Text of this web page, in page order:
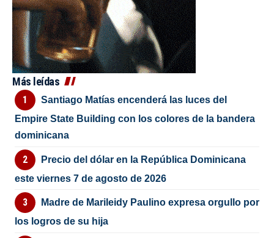
Más leídas
Santiago Matías encenderá las luces del
Empire State Building con los colores de la bandera
dominicana
Precio del dólar en la República Dominicana
este viernes 7 de agosto de 2026
Madre de Marileidy Paulino expresa orgullo por
los logros de su hija